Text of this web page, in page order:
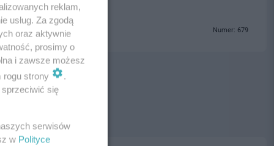
Numer: 679
reklam,
usług. Za zgodą
oraz aktywnie
prosimy o
i zawsze możesz
rogu strony
.
się
serwisów
w Polityce